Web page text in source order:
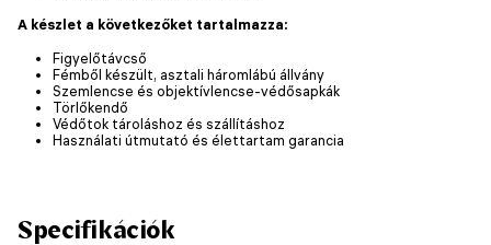
A készlet a következőket tartalmazza:
Figyelőtávcső
Fémből készült, asztali háromlábú állvány
Szemlencse és objektívlencse-védősapkák
Törlőkendő
Védőtok tároláshoz és szállításhoz
Használati útmutató és élettartam garancia
Specifikációk